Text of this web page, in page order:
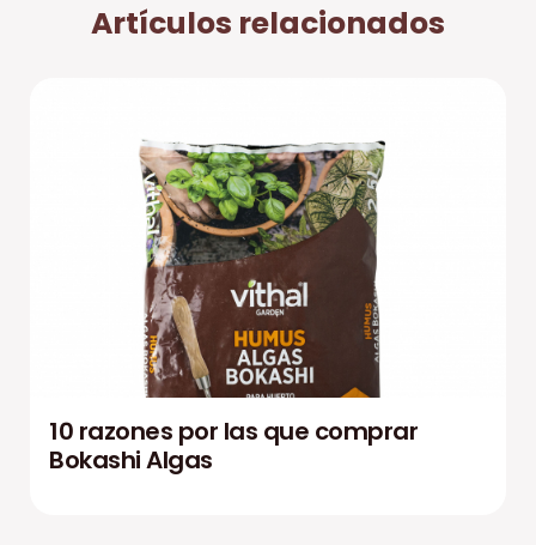
Artículos relacionados
10 razones por las que comprar
Bokashi Algas